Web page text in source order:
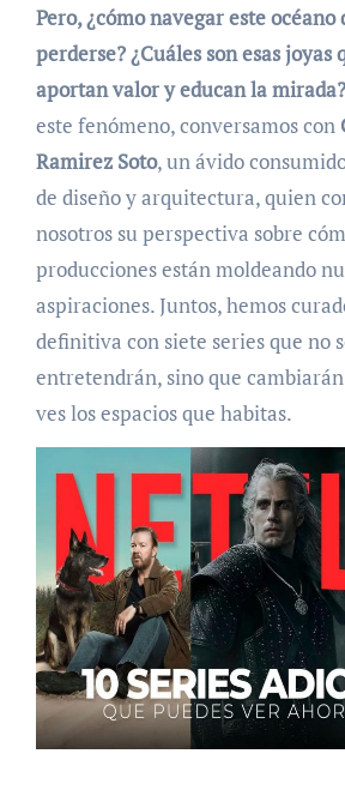
Pero, ¿cómo navegar este océano
perderse? ¿Cuáles son esas
aportan valor y educan la mirada?
este fenómeno, conversamos con
Ramirez Soto, un ávido
de diseño y arquitectura, quien
nosotros su perspectiva sobre
producciones están moldeando
aspiraciones. Juntos, hemos
definitiva con siete series que no
entretendrán, sino que
ves los espacios que habitas.